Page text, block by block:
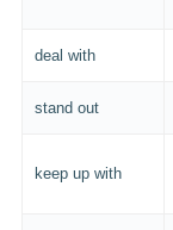
deal with
stand out
keep up with